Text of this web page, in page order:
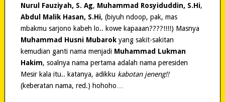
Nurul Fauziyah, S. Ag, Muhammad Rosyiduddin, S.Hi,
Abdul Malik Hasan, S.Hi, (biyuh ndoop, pak, mas
mbakmu sarjono kabeh lo.. kowe kapaaan????!!!!) Masnya
Muhammad Husni Mubarokyang sakit-sakitan
kemudian ganti nama menjadi Muhammad Lukman
Hakim, soalnya nama pertama adalah nama peresiden
Mesir kala itu.. katanya, adikku kabotan jeneng!!
(keberatan nama, red.) hohoho…